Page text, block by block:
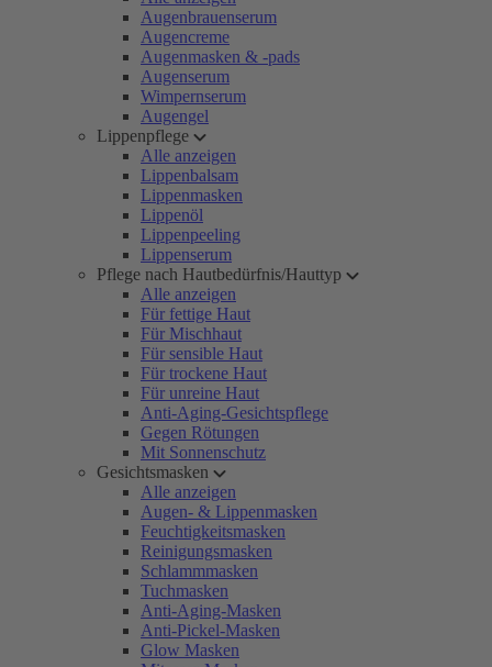
Augenbrauenserum
Augencreme
Augenmasken & -pads
Augenserum
Wimpernserum
Augengel
Lippenpflege
Alle anzeigen
Lippenbalsam
Lippenmasken
Lippenöl
Lippenpeeling
Lippenserum
Pflege nach Hautbedürfnis/Hauttyp
Alle anzeigen
Für fettige Haut
Für Mischhaut
Für sensible Haut
Für trockene Haut
Für unreine Haut
Anti-Aging-Gesichtspflege
Gegen Rötungen
Mit Sonnenschutz
Gesichtsmasken
Alle anzeigen
Augen- & Lippenmasken
Feuchtigkeitsmasken
Reinigungsmasken
Schlammmasken
Tuchmasken
Anti-Aging-Masken
Anti-Pickel-Masken
Glow Masken